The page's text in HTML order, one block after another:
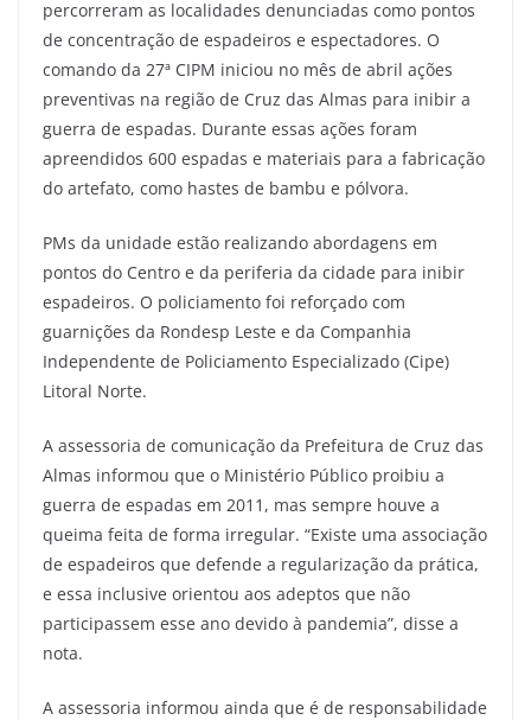
percorreram as localidades denunciadas como pontos
de concentração de espadeiros e espectadores. O
comando da 27ª CIPM iniciou no mês de abril ações
preventivas na região de Cruz das Almas para inibir a
guerra de espadas. Durante essas ações foram
apreendidos 600 espadas e materiais para a fabricação
do artefato, como hastes de bambu e pólvora.
PMs da unidade estão realizando abordagens em
pontos do Centro e da periferia da cidade para inibir
espadeiros. O policiamento foi reforçado com
guarnições da Rondesp Leste e da Companhia
Independente de Policiamento Especializado (Cipe)
Litoral Norte.
A assessoria de comunicação da Prefeitura de Cruz das
Almas informou que o Ministério Público proibiu a
guerra de espadas em 2011, mas sempre houve a
queima feita de forma irregular. “Existe uma associação
de espadeiros que defende a regularização da prática,
e essa inclusive orientou aos adeptos que não
participassem esse ano devido à pandemia”, disse a
nota.
A assessoria informou ainda que é de responsabilidade